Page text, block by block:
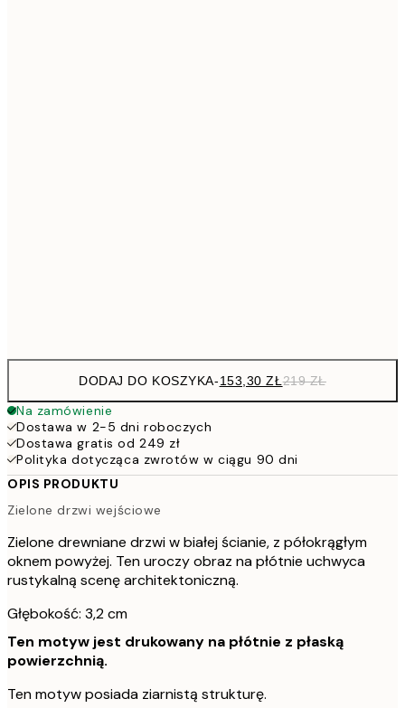
DODAJ DO KOSZYKA-153,30 ZŁ219 ZŁ
Na zamówienie
Dostawa w 2-5 dni roboczych
Dostawa gratis od 249 zł
Polityka dotycząca zwrotów w ciągu 90 dni
OPIS PRODUKTU
Zielone drzwi wejściowe
Zielone drewniane drzwi w białej ścianie, z półokrągłym
oknem powyżej. Ten uroczy obraz na płótnie uchwyca
rustykalną scenę architektoniczną.
Głębokość: 3,2 cm
Ten motyw jest drukowany na płótnie z płaską
powierzchnią.
Ten motyw posiada ziarnistą strukturę.